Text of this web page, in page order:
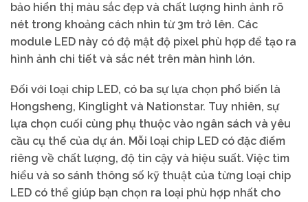
bảo hiển thị màu sắc đẹp và chất lượng hình ảnh rõ
nét trong khoảng cách nhìn từ 3m trở lên. Các
module LED này có độ mật độ pixel phù hợp để tạo ra
hình ảnh chi tiết và sắc nét trên màn hình lớn.
Đối với loại chip LED, có ba sự lựa chọn phổ biến là
Hongsheng, Kinglight và Nationstar. Tuy nhiên, sự
lựa chọn cuối cùng phụ thuộc vào ngân sách và yêu
cầu cụ thể của dự án. Mỗi loại chip LED có đặc điểm
riêng về chất lượng, độ tin cậy và hiệu suất. Việc tìm
hiểu và so sánh thông số kỹ thuật của từng loại chip
LED có thể giúp bạn chọn ra loại phù hợp nhất cho